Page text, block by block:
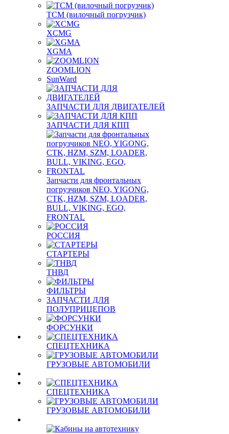
TCM (вилочный погрузчик)
XCMG
XGMA
ZOOMLION
SunWard
ЗАПЧАСТИ ДЛЯ ДВИГАТЕЛЕЙ
ЗАПЧАСТИ ДЛЯ КПП
Запчасти для фронтальных
погрузчиков NEO, YIGONG,
CTK, HZM, SZM, LOADER,
BULL, VIKING, EGO,
FRONTAL
РОССИЯ
СТАРТЕРЫ
ТНВД
ФИЛЬТРЫ
ЗАПЧАСТИ ДЛЯ
ПОЛУПРИЦЕПОВ
ФОРСУНКИ
СПЕЦТЕХНИКА
ГРУЗОВЫЕ АВТОМОБИЛИ
СПЕЦТЕХНИКА
ГРУЗОВЫЕ АВТОМОБИЛИ